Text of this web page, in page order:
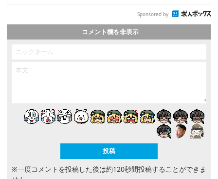
Sponsored by
コメント欄を非表示
※一度コメントを投稿した後は約120秒間投稿することができま